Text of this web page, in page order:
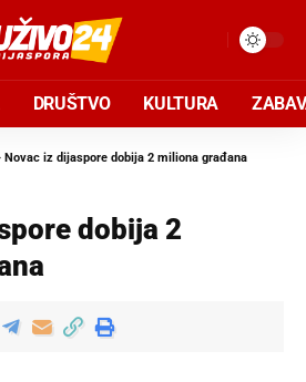
DRUŠTVO KULTURA
Novac iz dijaspore dobija 2 miliona građana
dobija 2